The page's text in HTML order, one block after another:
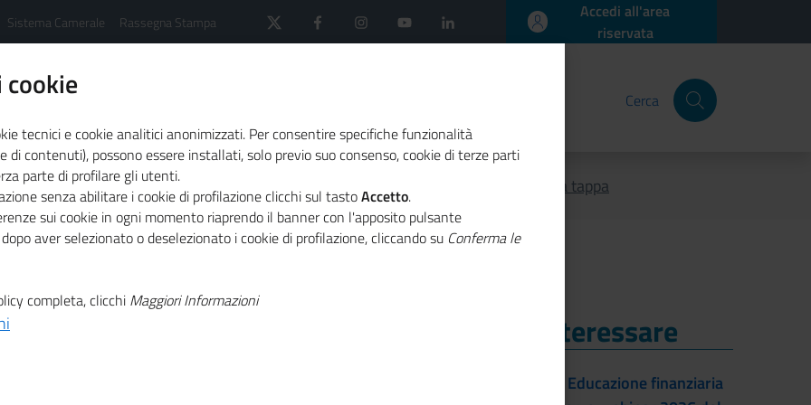
Sistema Camerale Rassegna Stampa
Accedi all'area
riservata
Cerca
sistema camerale Agenda Giro d'Italia della CSR 2023, a Padova l'ottava tappa
2023, a
Ti Potrebbe Interessare
22/09/2026 - Educazione finanziaria
tecnici e cookie analitici anonimizzati. Per consentire specifiche funzionalità
di contenuti), possono essere installati, solo previo suo consenso, cookie di terze parti
parte di profilare gli utenti.
senza abilitare i cookie di profilazione clicchi sul tastoAccetto.
sui cookie in ogni momento riaprendo il banner con l'apposito pulsante
aver selezionato o deselezionato i cookie di profilazione, cliccando su Conferma le
completa, clicchi Maggiori Informazioni